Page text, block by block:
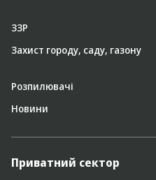
ЗЗР
Захист городу, саду, газону
Розпилювачі
Новини
Приватний сектор